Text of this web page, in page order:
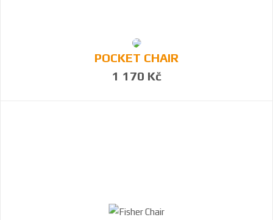
POCKET CHAIR
1 170 Kč